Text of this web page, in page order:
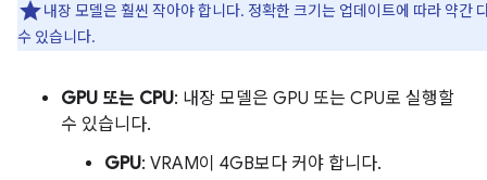
내장 모델은 훨씬 작아야 합니다. 정확한 크기는 업데이트에 따라 약간
수 있습니다.
GPU 또는 CPU: 내장 모델은 GPU 또는 CPU로 실행할
수 있습니다.
GPU: VRAM이 4GB보다 커야 합니다.